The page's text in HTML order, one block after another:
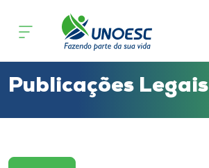
Cursos
Atendimento ao Estudante
Publicações Legais